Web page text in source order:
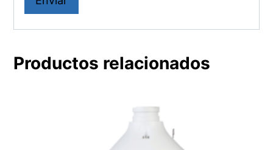
Productos relacionados